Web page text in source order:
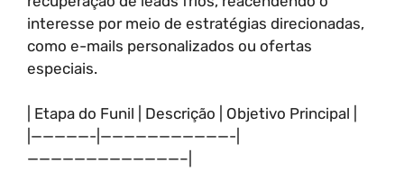
interesse por meio de estratégias direcionadas,
como e-mails personalizados ou ofertas
especiais.
| Etapa do Funil | Descrição | Objetivo Principal |
|—————-|———————————-|
—————————————–|